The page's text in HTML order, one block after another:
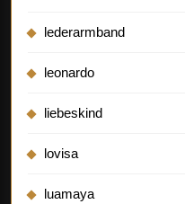
lederarmband
leonardo
liebeskind
lovisa
luamaya